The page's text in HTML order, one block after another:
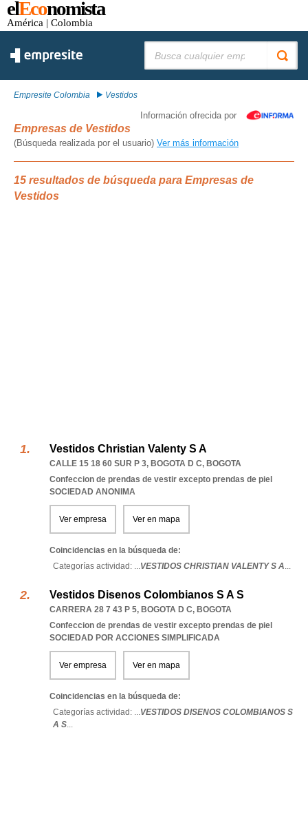
elEconomista
América | Colombia
Empresite Colombia Vestidos
Información ofrecida por
Empresas de Vestidos
(Búsqueda realizada por el usuario) Ver más información
15 resultados de búsqueda para Empresas de
Vestidos
Vestidos Christian Valenty S A
CALLE 15 18 60 SUR P 3, BOGOTA D C, BOGOTA
Confeccion de prendas de vestir excepto prendas de piel
SOCIEDAD ANONIMA
Ver empresa Ver en mapa
Coincidencias en la búsqueda de:
Categorías actividad: ...VESTIDOS CHRISTIAN VALENTY S A...
Vestidos Disenos Colombianos S A S
CARRERA 28 7 43 P 5, BOGOTA D C, BOGOTA
Confeccion de prendas de vestir excepto prendas de piel
SOCIEDAD POR ACCIONES SIMPLIFICADA
Ver empresa Ver en mapa
Coincidencias en la búsqueda de:
Categorías actividad: ...VESTIDOS DISENOS COLOMBIANOS S
A S...